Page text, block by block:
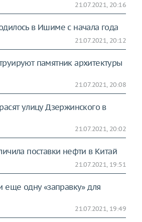
21.07.2021, 20:16
в Ишиме с начала года
21.07.2021, 20:12
памятник архитектуры
21.07.2021, 20:08
улицу Дзержинского в
21.07.2021, 20:02
поставки нефти в Китай
21.07.2021, 19:51
еще одну «заправку» для
21.07.2021, 19:49